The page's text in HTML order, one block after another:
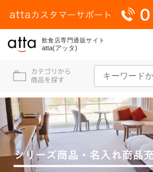
飲食店専門通販サイト
atta(アッタ)